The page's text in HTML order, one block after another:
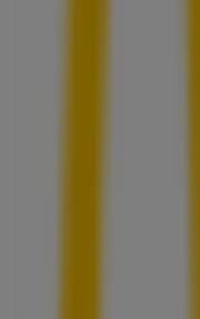
宮城県仙台市青